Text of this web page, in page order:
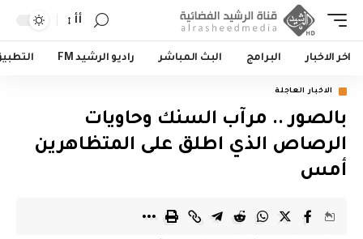
أأ
اخر الاخبار البرامج البث المباشر راديو الرشيد FM
الاخبار العاجلة
بالصور .. مرآب السنك وحاويات
الرصاص الذي اطلق على المتظاهرين
أمس